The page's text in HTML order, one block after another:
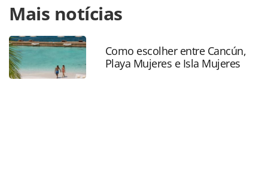
https://www.panrotas.com.br/mercado/destinos/2022/08/
sp-adia-inicio-da-cobranca-da-taxa-ambiental-a-
turistas_191248.html ou as ferramentas oferecidas na
página. Todo o conteúdo produzido pela PANROTAS
Editora é protegido pela legislação brasileira sobre direito
autoral. Não reproduza o conteúdo sem autorização da
Mais notícias
Como escolher entre Cancún,
Playa Mujeres e Isla Mujeres